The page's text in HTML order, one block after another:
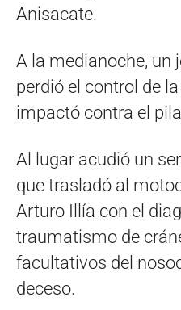
Anisacate.
A la medianoche, un
perdió el control de
impactó contra el
Al lugar acudió un
que trasladó al
Arturo Illía con el
traumatismo de
facultativos del
deceso.